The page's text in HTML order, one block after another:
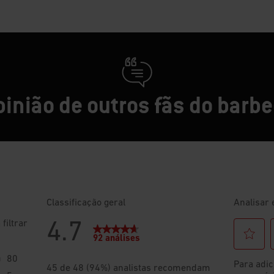
de outros fãs do